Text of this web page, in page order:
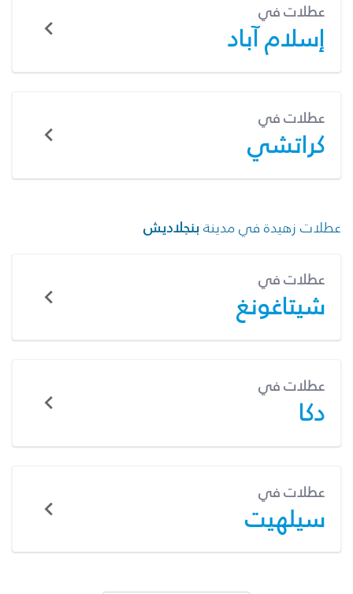
عطلات في
إسلام آباد
عطلات في
كراتشي
عطلات زهيدة في مدينة بنجلاديش
عطلات في
شيتاغونغ
عطلات في
دكا
عطلات في
سيلهيت